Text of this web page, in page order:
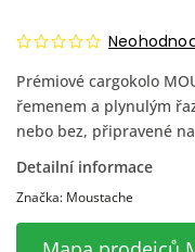
Prémiové cargokolo
řemenem a plynulým
nebo bez, připravené
Detailní informace
Značka: Moustache